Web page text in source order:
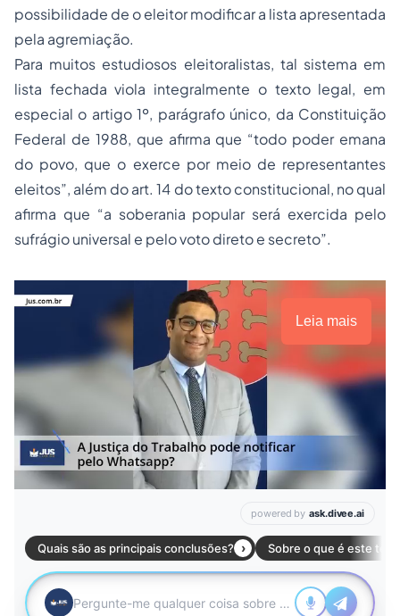
possibilidade de o eleitor modificar a lista apresentada
pela agremiação.
Para muitos estudiosos eleitoralistas, tal sistema em
lista fechada viola integralmente o texto legal, em
especial o artigo 1º, parágrafo único, da Constituição
Federal de 1988, que afirma que “todo poder emana
do povo, que o exerce por meio de representantes
eleitos”, além do art. 14 do texto constitucional, no qual
afirma que “a soberania popular será exercida pelo
sufrágio universal e pelo voto direto e secreto”.
Leia mais